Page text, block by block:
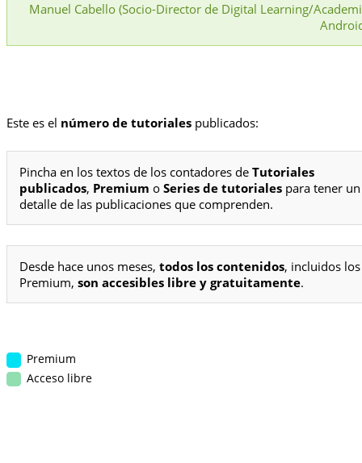
Manuel Cabello (Socio-Director de Digital Learning/
Este es el número de tutoriales publicados:
Pincha en los textos de los contadores de Tutoriales
publicados, Premium o Series de tutoriales para tener un
detalle de las publicaciones que comprenden.
Desde hace unos meses, todos los contenidos, incluidos los
Premium, son accesibles libre y gratuitamente.
Premium
Acceso libre